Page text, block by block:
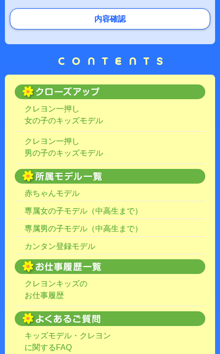
内容確認
クレヨン一押し
女の子のキッズモデル
クレヨン一押し
男の子のキッズモデル
赤ちゃんモデル
専属女の子モデル（中高生まで）
専属男の子モデル（中高生まで）
カンタン登録モデル
クレヨンキッズの
お仕事履歴
キッズモデル・クレヨン
に関するFAQ